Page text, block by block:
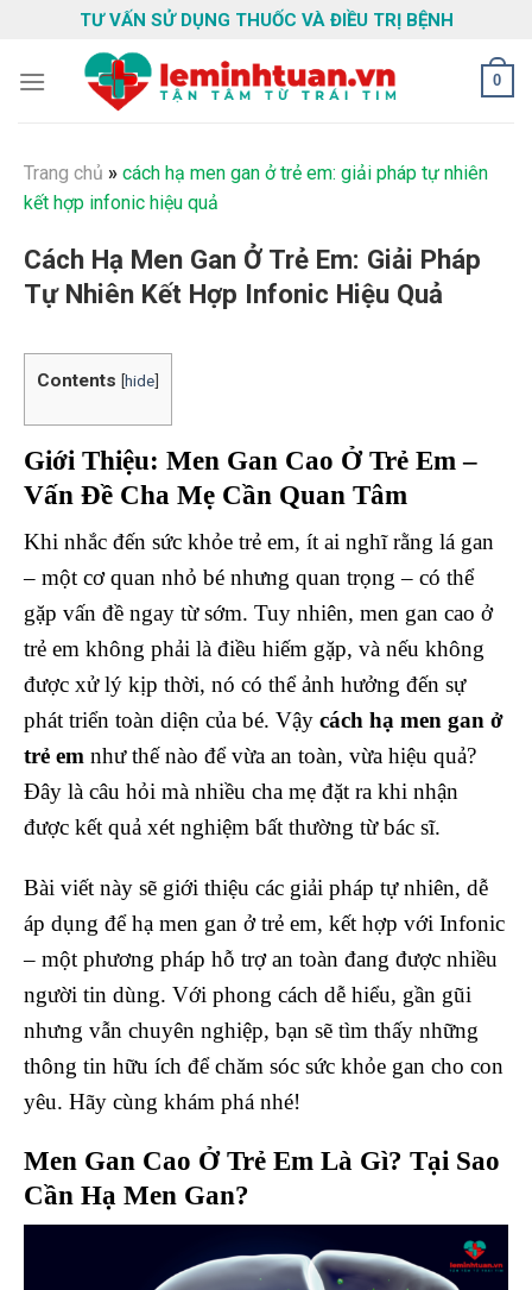
content
TƯ VẤN SỬ DỤNG THUỐC VÀ ĐIỀU TRỊ BỆNH
0
Trang chủ » cách hạ men gan ở trẻ em: giải pháp tự nhiên
kết hợp infonic hiệu quả
Cách Hạ Men Gan Ở Trẻ Em: Giải Pháp
Tự Nhiên Kết Hợp Infonic Hiệu Quả
Contents [hide]
Giới Thiệu: Men Gan Cao Ở Trẻ Em –
Vấn Đề Cha Mẹ Cần Quan Tâm
Khi nhắc đến sức khỏe trẻ em, ít ai nghĩ rằng lá gan
– một cơ quan nhỏ bé nhưng quan trọng – có thể
gặp vấn đề ngay từ sớm. Tuy nhiên, men gan cao ở
trẻ em không phải là điều hiếm gặp, và nếu không
được xử lý kịp thời, nó có thể ảnh hưởng đến sự
phát triển toàn diện của bé. Vậy cách hạ men gan ở
trẻ em như thế nào để vừa an toàn, vừa hiệu quả?
Đây là câu hỏi mà nhiều cha mẹ đặt ra khi nhận
được kết quả xét nghiệm bất thường từ bác sĩ.
Bài viết này sẽ giới thiệu các giải pháp tự nhiên, dễ
áp dụng để hạ men gan ở trẻ em, kết hợp với Infonic
– một phương pháp hỗ trợ an toàn đang được nhiều
người tin dùng. Với phong cách dễ hiểu, gần gũi
nhưng vẫn chuyên nghiệp, bạn sẽ tìm thấy những
thông tin hữu ích để chăm sóc sức khỏe gan cho con
yêu. Hãy cùng khám phá nhé!
Men Gan Cao Ở Trẻ Em Là Gì? Tại Sao
Cần Hạ Men Gan?